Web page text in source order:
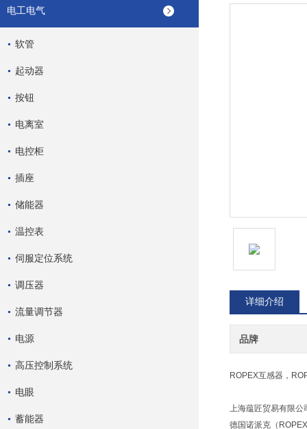
电工电气
软管
起动器
按钮
电离室
电控柜
插座
储能器
温控表
伺服定位系统
调压器
流量调节器
电源
高压控制系统
电眼
蓄能器
详细介绍
品牌
ROPEX互感器，
上海蕴匠贸易有限公
德国诺派克（